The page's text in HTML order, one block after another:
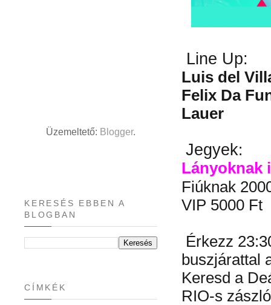
Line Up:
Luis del
Felix Da
Lauer
Jegyek:
Lányoknak
Fiúknak
VIP 5000 Ft
Érkezz
buszjárattal
Keresd a
RIO-s
Üzemeltető: Blogger.
KERESÉS EBBEN A
BLOGBAN
CÍMKÉK